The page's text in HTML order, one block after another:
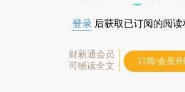
登录 后获取已订阅的阅读
财新通会员
可畅读全文
订阅/会员升